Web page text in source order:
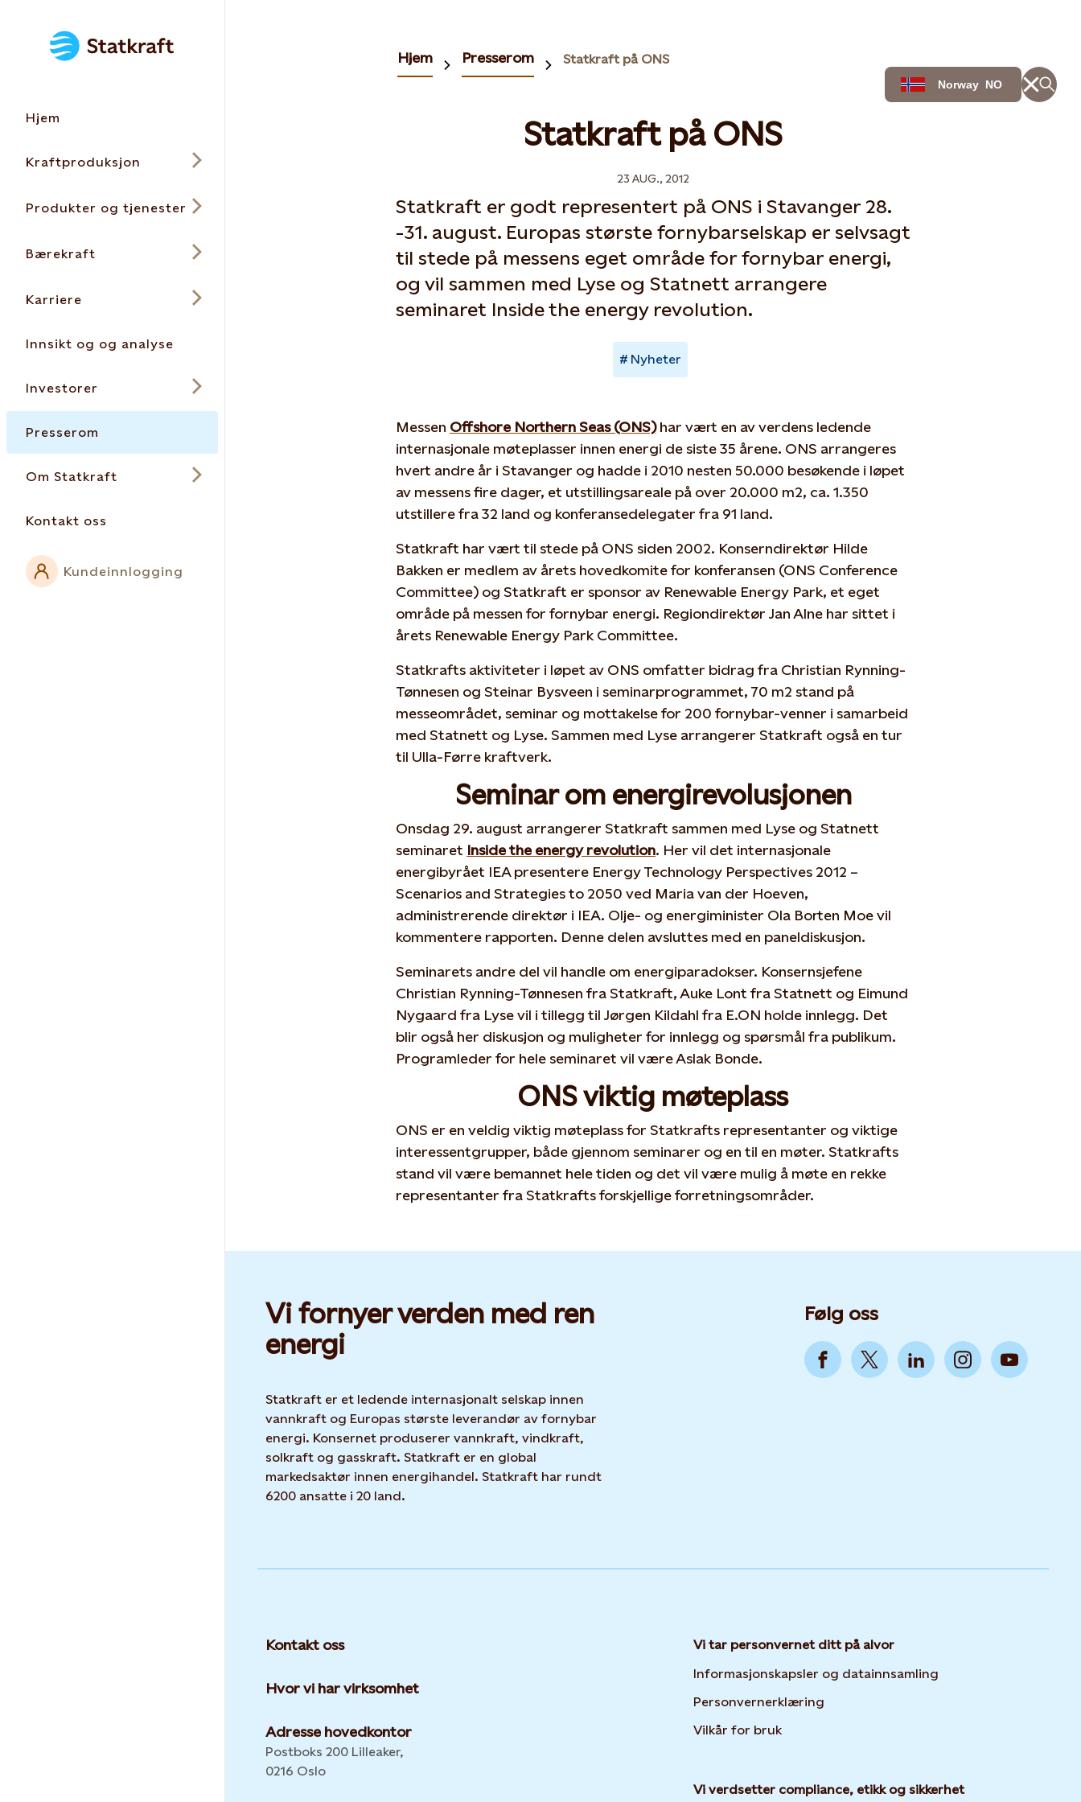
Hjem
Kraftproduksjon
Produkter og tjenester
Bærekraft
Karriere
Innsikt og og analyse
Investorer
Presserom
Om Statkraft
Kontakt oss
Kundeinnlogging
Norway NO
Hjem Presserom Statkraft på ONS
Statkraft på ONS
23 AUG., 2012
Statkraft er godt representert på ONS i Stavanger 28.
-31. august. Europas største fornybarselskap er selvsagt
til stede på messens eget område for fornybar energi,
og vil sammen med Lyse og Statnett arrangere
seminaret Inside the energy revolution.
Nyheter
Messen Offshore Northern Seas (ONS)har vært en av verdens ledende
internasjonale møteplasser innen energi de siste 35 årene. ONS arrangeres
hvert andre år i Stavanger og hadde i 2010 nesten 50.000 besøkende i løpet
av messens fire dager, et utstillingsareale på over 20.000 m2, ca. 1.350
utstillere fra 32 land og konferansedelegater fra 91 land.
Statkraft har vært til stede på ONS siden 2002. Konserndirektør Hilde
Bakken er medlem av årets hovedkomite for konferansen (ONS Conference
Committee) og Statkraft er sponsor av Renewable Energy Park, et eget
område på messen for fornybar energi. Regiondirektør Jan Alne har sittet i
årets Renewable Energy Park Committee.
Statkrafts aktiviteter i løpet av ONS omfatter bidrag fra Christian Rynning-
Tønnesen og Steinar Bysveen i seminarprogrammet, 70 m2 stand på
messeområdet, seminar og mottakelse for 200 fornybar-venner i samarbeid
med Statnett og Lyse. Sammen med Lyse arrangerer Statkraft også en tur
til Ulla-Førre kraftverk.
Seminar om energirevolusjonen
Onsdag 29. august arrangerer Statkraft sammen med Lyse og Statnett
seminaret Inside the energy revolution. Her vil det internasjonale
energibyrået IEA presentere Energy Technology Perspectives 2012 –
Scenarios and Strategies to 2050 ved Maria van der Hoeven,
administrerende direktør i IEA. Olje- og energiminister Ola Borten Moe vil
kommentere rapporten. Denne delen avsluttes med en paneldiskusjon.
Seminarets andre del vil handle om energiparadokser. Konsernsjefene
Christian Rynning-Tønnesen fra Statkraft, Auke Lont fra Statnett og Eimund
Nygaard fra Lyse vil i tillegg til Jørgen Kildahl fra E.ON holde innlegg. Det
blir også her diskusjon og muligheter for innlegg og spørsmål fra publikum.
Programleder for hele seminaret vil være Aslak Bonde.
ONS viktig møteplass
ONS er en veldig viktig møteplass for Statkrafts representanter og viktige
interessentgrupper, både gjennom seminarer og en til en møter. Statkrafts
stand vil være bemannet hele tiden og det vil være mulig å møte en rekke
representanter fra Statkrafts forskjellige forretningsområder.
Vi fornyer verden med ren
energi
Statkraft er et ledende internasjonalt selskap innen
vannkraft og Europas største leverandør av fornybar
energi. Konsernet produserer vannkraft, vindkraft,
solkraft og gasskraft. Statkraft er en global
markedsaktør innen energihandel. Statkraft har rundt
6200 ansatte i 20 land.
Følg oss
Kontakt oss
Hvor vi har virksomhet
Adresse hovedkontor
Postboks 200 Lilleaker,
0216 Oslo
Vi tar personvernet ditt på alvor
Informasjonskapsler og datainnsamling
Personvernerklæring
Vilkår for bruk
Vi verdsetter compliance, etikk og sikkerhet